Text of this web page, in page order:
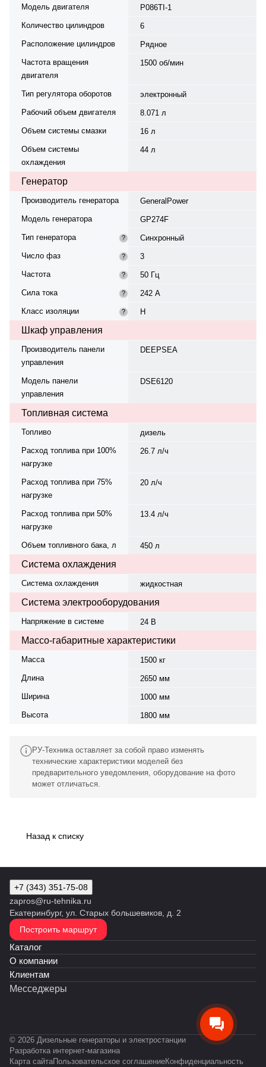
Модель двигателя
P086TI-1
Количество цилиндров
6
Расположение цилиндров
Рядное
Частота вращения
двигателя
1500 об/мин
Тип регулятора оборотов
электронный
Рабочий объем двигателя
8.071 л
Объем системы смазки
16 л
Объем системы
охлаждения
44 л
Генератор
Производитель генератора
GeneralPower
Модель генератора
GP274F
Тип генератора
?
Синхронный
Число фаз
?
3
Частота
?
50 Гц
Сила тока
?
242 А
Класс изоляции
? H
Шкаф управления
Производитель панели
управления
DEEPSEA
Модель панели
управления
DSE6120
Топливная система
Топливо
дизель
Расход топлива при 100%
нагрузке
26.7 л/ч
Расход топлива при 75%
нагрузке
20 л/ч
Расход топлива при 50%
нагрузке
13.4 л/ч
Объем топливного бака, л 450 л
Система охлаждения
Система охлаждения жидкостная
Система электрооборудования
Напряжение в системе 24 В
Массо-габаритные характеристики
Масса
1500 кг
Длина
2650 мм
Ширина
1000 мм
Высота
1800 мм
РУ-Техника оставляет за собой право изменять
технические характеристики моделей без
предварительного уведомления, оборудование на фото
может отличаться.
Назад к списку
+7 (343) 351-75-08
zapros@ru-tehnika.ru
Екатеринбург, ул. Старых большевиков, д. 2
Построить маршрут
Каталог
О компании
Клиентам
Месседжеры
© 2026 Дизельные генераторы и электростанции
Разработка интернет-магазина
Карта сайтаПользовательское соглашениеКонфиденциальность